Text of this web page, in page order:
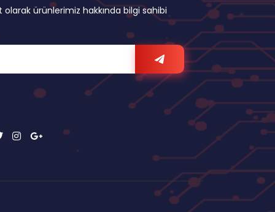
olarak ürünlerimiz hakkında bilgi sahibi